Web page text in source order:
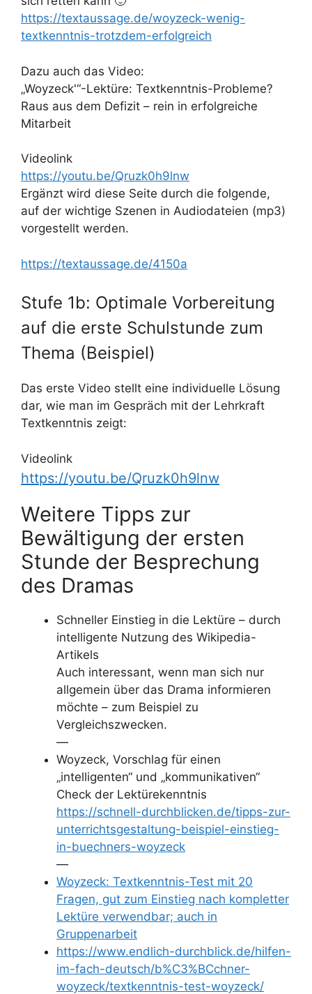
https://textaussage.de/woyzeck-wenig-
textkenntnis-trotzdem-erfolgreich
Dazu auch das Video:
„Woyzeck'“-Lektüre: Textkenntnis-Probleme?
Raus aus dem Defizit – rein in erfolgreiche
Mitarbeit
Videolink
https://youtu.be/Qruzk0h9lnw
Ergänzt wird diese Seite durch die folgende,
auf der wichtige Szenen in Audiodateien (mp3)
vorgestellt werden.
https://textaussage.de/4150a
Stufe 1b: Optimale Vorbereitung
auf die erste Schulstunde zum
Thema (Beispiel)
Das erste Video stellt eine individuelle Lösung
dar, wie man im Gespräch mit der Lehrkraft
Textkenntnis zeigt:
Videolink
https://youtu.be/Qruzk0h9lnw
Weitere Tipps zur
Bewältigung der ersten
Stunde der Besprechung
des Dramas
Schneller Einstieg in die Lektüre – durch
intelligente Nutzung des Wikipedia-
Artikels
Auch interessant, wenn man sich nur
allgemein über das Drama informieren
möchte – zum Beispiel zu
Vergleichszwecken.
—
Woyzeck, Vorschlag für einen
„intelligenten“ und „kommunikativen“
Check der Lektürekenntnis
https://schnell-durchblicken.de/tipps-zur-
unterrichtsgestaltung-beispiel-einstieg-
in-buechners-woyzeck
—
Woyzeck: Textkenntnis-Test mit 20
Fragen, gut zum Einstieg nach kompletter
Lektüre verwendbar; auch in
Gruppenarbeit
https://www.endlich-durchblick.de/hilfen-
im-fach-deutsch/b%C3%BCchner-
woyzeck/textkenntnis-test-woyzeck/